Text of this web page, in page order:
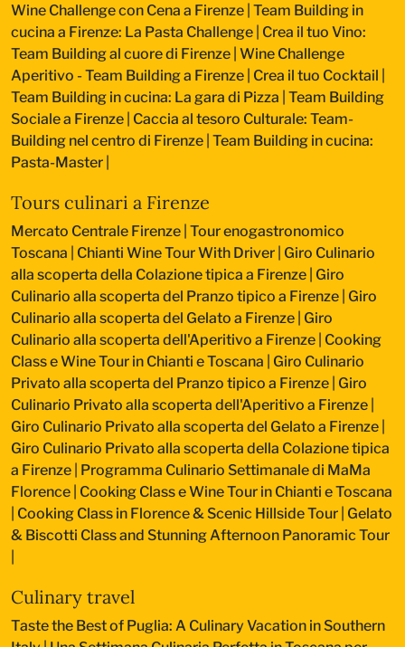
Wine Challenge con Cena a Firenze Team Building in
cucina a Firenze: La Pasta Challenge Crea il tuo Vino:
Team Building al cuore di Firenze Wine Challenge
Aperitivo - Team Building a Firenze Crea il tuo Cocktail
Team Building in cucina: La gara di Pizza Team Building
Sociale a Firenze Caccia al tesoro Culturale: Team-
Building nel centro di Firenze Team Building in cucina:
Pasta-Master
Tours culinari a Firenze
Mercato Centrale Firenze | Tour enogastronomico
Toscana
Chianti Wine Tour With Driver Giro Culinario
alla scoperta della Colazione tipica a Firenze Giro
Culinario alla scoperta del Pranzo tipico a Firenze Giro
Culinario alla scoperta del Gelato a Firenze Giro
Culinario alla scoperta dell'Aperitivo a Firenze Cooking
Class e Wine Tour in Chianti e Toscana
Giro Culinario
Privato alla scoperta del Pranzo tipico a Firenze Giro
Culinario Privato alla scoperta dell'Aperitivo a Firenze
Giro Culinario Privato alla scoperta del Gelato a Firenze
Giro Culinario Privato alla scoperta della Colazione tipica
a Firenze Programma Culinario Settimanale di MaMa
Florence Cooking Class e Wine Tour in Chianti e Toscana
Cooking Class in Florence & Scenic Hillside Tour Gelato
& Biscotti Class and Stunning Afternoon Panoramic Tour
Culinary travel
Taste the Best of Puglia: A Culinary Vacation in Southern